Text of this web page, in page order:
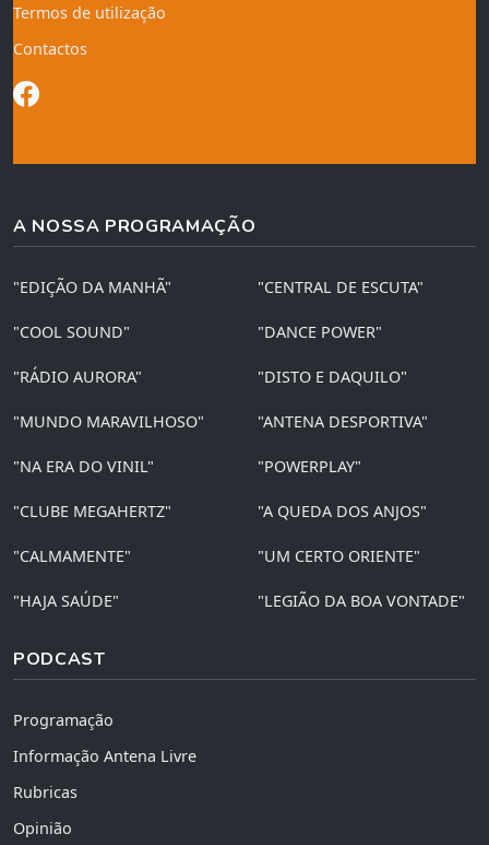
Termos de utilização
Contactos
A NOSSA PROGRAMAÇÃO
"EDIÇÃO DA MANHÃ" "CENTRAL DE ESCUTA"
"COOL SOUND" "DANCE POWER"
"RÁDIO AURORA" "DISTO E DAQUILO"
"MUNDO MARAVILHOSO" "ANTENA DESPORTIVA"
"NA ERA DO VINIL" "POWERPLAY"
"CLUBE MEGAHERTZ" "A QUEDA DOS ANJOS"
"CALMAMENTE" "UM CERTO ORIENTE"
"HAJA SAÚDE" "LEGIÃO DA BOA VONTADE"
PODCAST
Programação
Informação Antena Livre
Rubricas
Opinião